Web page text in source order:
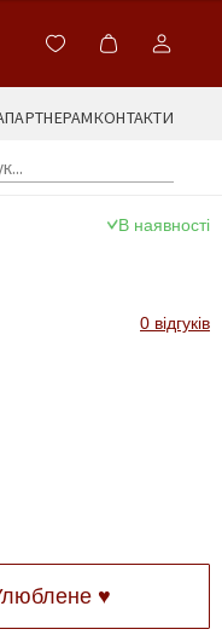
ПАРТНЕРАМКОНТАКТИ
В наявності
0 відгуків
♥